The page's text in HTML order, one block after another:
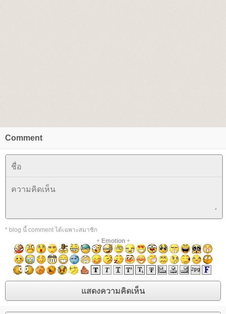
Comment
* blog นี้ comment ได้เฉพาะสมาชิก
+ Emotion+